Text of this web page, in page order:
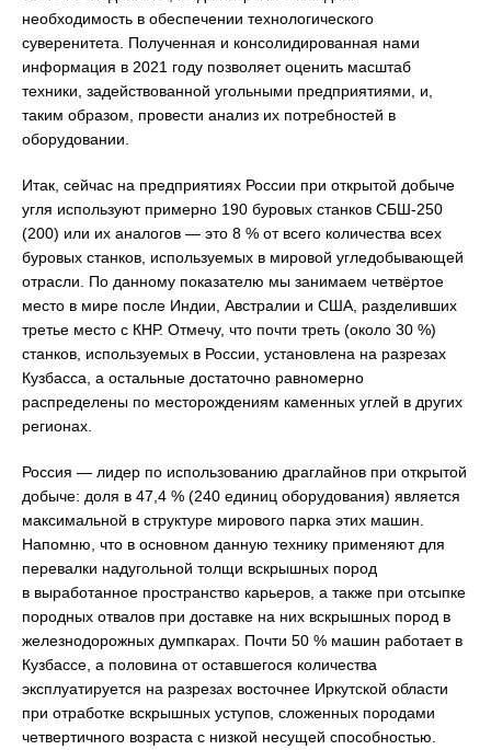
необходимость в обеспечении технологического
суверенитета. Полученная и консолидированная нами
информация в 2021 году позволяет оценить масштаб
техники, задействованной угольными предприятиями, и,
таким образом, провести анализ их потребностей в
оборудовании.
Итак, сейчас на предприятиях России при открытой добыче
угля используют примерно 190 буровых станков СБШ-250
(200) или их аналогов — это 8 % от всего количества всех
буровых станков, используемых в мировой угледобывающей
отрасли. По данному показателю мы занимаем четвёртое
место в мире после Индии, Австралии и США, разделивших
третье место с КНР. Отмечу, что почти треть (около 30 %)
станков, используемых в России, установлена на разрезах
Кузбасса, а остальные достаточно равномерно
распределены по месторождениям каменных углей в других
регионах.
Россия — лидер по использованию драглайнов при открытой
добыче: доля в 47,4 % (240 единиц оборудования) является
максимальной в структуре мирового парка этих машин.
Напомню, что в основном данную технику применяют для
перевалки надугольной толщи вскрышных пород
в выработанное пространство карьеров, а также при отсыпке
породных отвалов при доставке на них вскрышных пород в
железнодорожных думпкарах. Почти 50 % машин работает в
Кузбассе, а половина от оставшегося количества
эксплуатируется на разрезах восточнее Иркутской области
при отработке вскрышных уступов, сложенных породами
четвертичного возраста с низкой несущей способностью.